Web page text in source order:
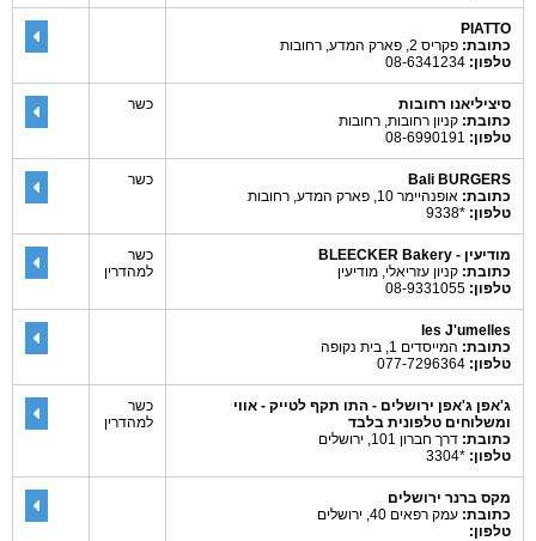
PIATTO
כתובת: פקריס 2, פארק המדע, רחובות
טלפון:
סיציליאנו רחובות
כתובת: קניון רחובות, רחובות
טלפון:
כשר
Bali BURGERS
כתובת: אופנהיימר 10, פארק המדע, רחובות
טלפון: *9338
כשר
מודיעין - BLEECKER Bakery
כתובת: קניון עזריאלי, מודיעין
טלפון:
כשר
למהדרין
les J'umelles
כתובת: המייסדים 1, בית נקופה
טלפון:
ג'אפן ג'אפן ירושלים - התו תקף לטייק - אווי
ומשלוחים טלפונית בלבד
כתובת: דרך חברון 101, ירושלים
טלפון: *3304
כשר
למהדרין
מקס ברנר ירושלים
כתובת: עמק רפאים 40, ירושלים
טלפון: